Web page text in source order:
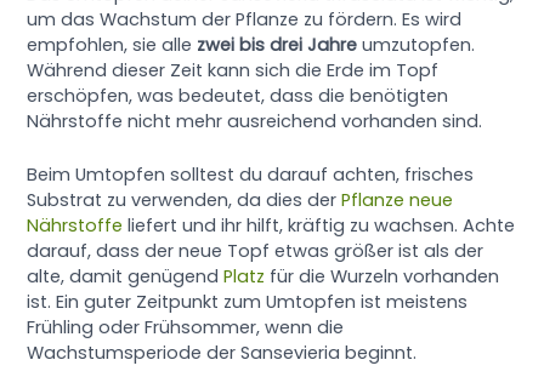
um das Wachstum der Pflanze zu fördern. Es wird
empfohlen, sie alle zwei bis drei Jahre umzutopfen.
Während dieser Zeit kann sich die Erde im Topf
erschöpfen, was bedeutet, dass die benötigten
Nährstoffe nicht mehr ausreichend vorhanden sind.
Beim Umtopfen solltest du darauf achten, frisches
Substrat zu verwenden, da dies derPflanze neue
Nährstoffe liefert und ihr hilft, kräftig zu wachsen. Achte
darauf, dass der neue Topf etwas größer ist als der
alte, damit genügendPlatz für die Wurzeln vorhanden
ist. Ein guter Zeitpunkt zum Umtopfen ist meistens
Frühling oder Frühsommer, wenn die
Wachstumsperiode der Sansevieria beginnt.